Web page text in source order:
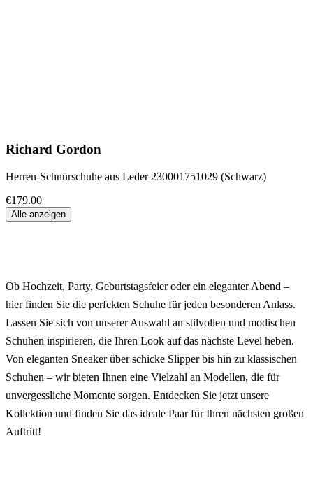
Richard Gordon
Herren-Schnürschuhe aus Leder 230001751029 (Schwarz)
€179.00
Alle anzeigen
Ob Hochzeit, Party, Geburtstagsfeier oder ein eleganter Abend –
hier finden Sie die perfekten Schuhe für jeden besonderen Anlass.
Lassen Sie sich von unserer Auswahl an stilvollen und modischen
Schuhen inspirieren, die Ihren Look auf das nächste Level heben.
Von eleganten Sneaker über schicke Slipper bis hin zu klassischen
Schuhen – wir bieten Ihnen eine Vielzahl an Modellen, die für
unvergessliche Momente sorgen. Entdecken Sie jetzt unsere
Kollektion und finden Sie das ideale Paar für Ihren nächsten großen
Auftritt!